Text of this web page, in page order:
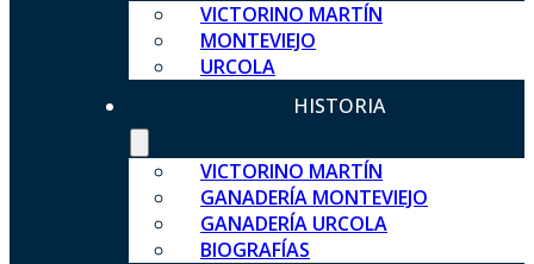
VICTORINO MARTÍN
MONTEVIEJO
URCOLA
HISTORIA
VICTORINO MARTÍN
GANADERÍA MONTEVIEJO
GANADERÍA URCOLA
BIOGRAFÍAS